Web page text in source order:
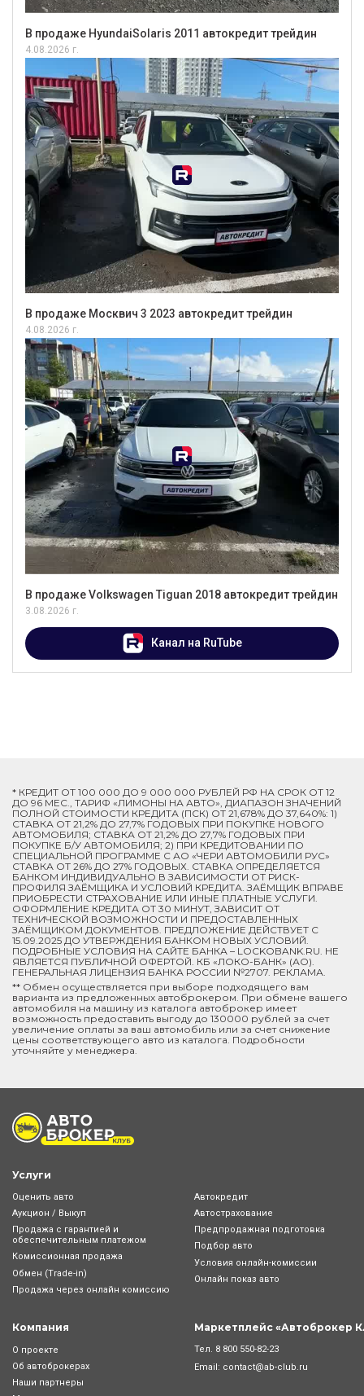
В продаже HyundaiSolaris 2011 автокредит трейдин
4.08.2026 г.
В продаже Москвич 3 2023 автокредит трейдин
4.08.2026 г.
В продаже Volkswagen Tiguan 2018 автокредит трейдин
3.08.2026 г.
Канал на RuTube
* КРЕДИТ ОТ 100 000 ДО 9 000 000 РУБЛЕЙ РФ НА СРОК ОТ 12
ДО 96 МЕС., ТАРИФ «ЛИМОНЫ НА АВТО», ДИАПАЗОН ЗНАЧЕНИЙ
ПОЛНОЙ СТОИМОСТИ КРЕДИТА (ПСК) ОТ 21,678% ДО 37,640%: 1)
СТАВКА ОТ 21,2% ДО 27,7% ГОДОВЫХ ПРИ ПОКУПКЕ НОВОГО
АВТОМОБИЛЯ; СТАВКА ОТ 21,2% ДО 27,7% ГОДОВЫХ ПРИ
ПОКУПКЕ Б/У АВТОМОБИЛЯ; 2) ПРИ КРЕДИТОВАНИИ ПО
СПЕЦИАЛЬНОЙ ПРОГРАММЕ C АО «ЧЕРИ АВТОМОБИЛИ РУС»
СТАВКА ОТ 26% ДО 27% ГОДОВЫХ. СТАВКА ОПРЕДЕЛЯЕТСЯ
БАНКОМ ИНДИВИДУАЛЬНО В ЗАВИСИМОСТИ ОТ РИСК-
ПРОФИЛЯ ЗАЁМЩИКА И УСЛОВИЙ КРЕДИТА. ЗАЁМЩИК ВПРАВЕ
ПРИОБРЕСТИ СТРАХОВАНИЕ ИЛИ ИНЫЕ ПЛАТНЫЕ УСЛУГИ.
ОФОРМЛЕНИЕ КРЕДИТА ОТ 30 МИНУТ, ЗАВИСИТ ОТ
ТЕХНИЧЕСКОЙ ВОЗМОЖНОСТИ И ПРЕДОСТАВЛЕННЫХ
ЗАЁМЩИКОМ ДОКУМЕНТОВ. ПРЕДЛОЖЕНИЕ ДЕЙСТВУЕТ С
15.09.2025 ДО УТВЕРЖДЕНИЯ БАНКОМ НОВЫХ УСЛОВИЙ.
ПОДРОБНЫЕ УСЛОВИЯ НА САЙТЕ БАНКА – LOCKOBANK.RU. НЕ
ЯВЛЯЕТСЯ ПУБЛИЧНОЙ ОФЕРТОЙ. КБ «ЛОКО-БАНК» (АО).
ГЕНЕРАЛЬНАЯ ЛИЦЕНЗИЯ БАНКА РОССИИ №2707. РЕКЛАМА.
** Обмен осуществляется при выборе подходящего вам
варианта из предложенных автоброкером. При обмене вашего
автомобиля на машину из каталога автоброкер имеет
возможность предоставить выгоду до 130000 рублей за счет
увеличение оплаты за ваш автомобиль или за счет снижение
цены соответствующего авто из каталога. Подробности
уточняйте у менеджера.
Услуги
Оценить авто
Аукцион / Выкуп
Продажа с гарантией и
обеспечительным платежом
Комиссионная продажа
Обмен (Trade-in)
Продажа через онлайн комиссию
Автокредит
Автострахование
Предпродажная подготовка
Подбор авто
Условия онлайн-комиcсии
Онлайн показ авто
Компания
О проекте
Об автоброкерах
Наши партнеры
Маркетплейс «Автоброкер
Тел. 8 800 550-82-23
Email: contact@ab-club.ru